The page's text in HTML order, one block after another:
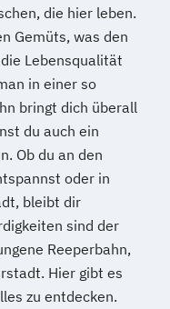
die hier leben.
Gemüts, was den
Lebensqualität
in einer so
bringt dich überall
du auch ein
Ob du an den
oder in
bleibt dir
sind der
Reeperbahn,
Hier gibt es
zu entdecken.